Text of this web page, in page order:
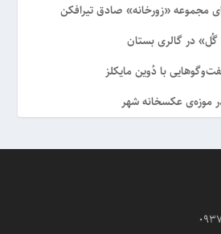
«زورخانه» صادق تیرافکن
در گالری بستان
با دُوین مایکلز
موزه‌ی عکسخانه شهر